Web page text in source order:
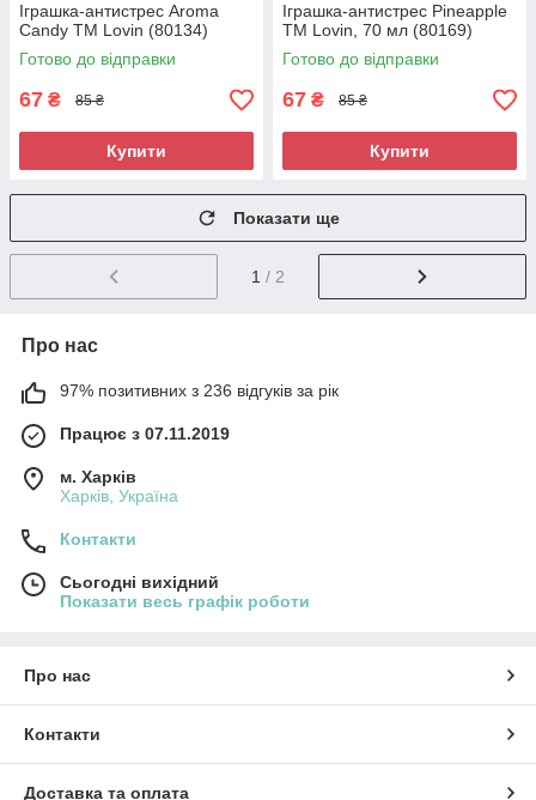
Іграшка-антистрес Aroma
Candy ТМ Lovin (80134)
Готово до відправки
67 ₴ 85 ₴
Купити
Іграшка-антистрес Pineapple
ТМ Lovin, 70 мл (80169)
Готово до відправки
67 ₴ 85 ₴
Купити
Показати ще
1 / 2
Про нас
97% позитивних з 236 відгуків за рік
Працює з 07.11.2019
м. Харків
Харків, Україна
Контакти
Сьогодні вихідний
Показати весь графік роботи
Про нас
Контакти
Доставка та оплата